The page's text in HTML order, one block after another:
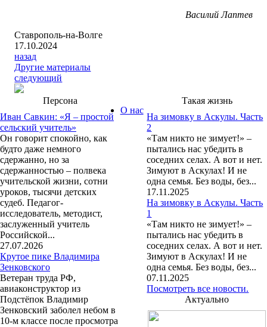
Василий Лаптев
Ставрополь-на-Волге
17.10.2024
назад
Другие материалы
следующий
Персона
Иван Савкин: «Я – простой
сельский учитель»
Он говорит спокойно, как
будто даже немного
сдержанно, но за
сдержанностью – полвека
учительской жизни, сотни
уроков, тысячи детских
судеб. Педагог-
исследователь, методист,
заслуженный учитель
Российской...
27.07.2026
Крутое пике Владимира
Зенковского
Ветеран труда РФ,
авиаконструктор из
Подстёпок Владимир
Зенковский заболел небом в
10-м классе после просмотра
Такая жизнь
На зимовку в Аскулы. Часть
2
«Там никто не зимует!» –
пытались нас убедить в
соседних селах. А вот и нет.
Зимуют в Аскулах! И не
одна семья. Без воды, без...
17.11.2025
На зимовку в Аскулы. Часть
1
«Там никто не зимует!» –
пытались нас убедить в
соседних селах. А вот и нет.
Зимуют в Аскулах! И не
одна семья. Без воды, без...
07.11.2025
Посмотреть все новости.
Актуально
О нас